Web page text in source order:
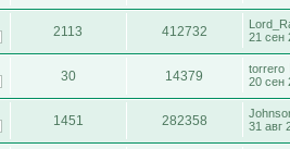
2113 412732
21 сен
30 14379
torrero
20 сен
1451 282358
31 авг